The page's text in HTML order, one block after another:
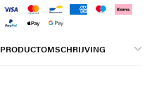
PRODUCTOMSCHRIJVING